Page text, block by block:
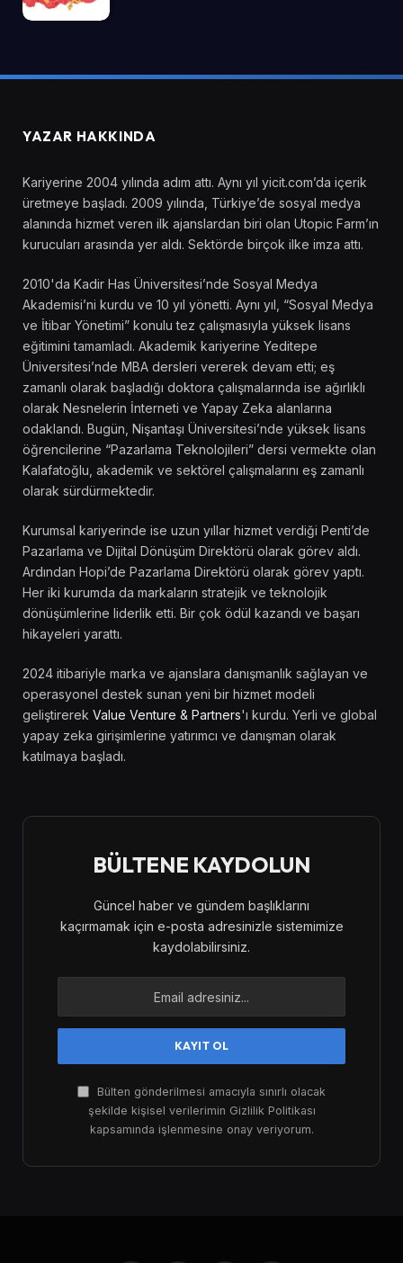
YAZAR HAKKINDA
Kariyerine 2004 yılında adım attı. Aynı yıl yicit.com’da içerik
üretmeye başladı. 2009 yılında, Türkiye’de sosyal medya
alanında hizmet veren ilk ajanslardan biri olan Utopic Farm’ın
kurucuları arasında yer aldı. Sektörde birçok ilke imza attı.
2010'da Kadir Has Üniversitesi’nde Sosyal Medya
Akademisi’ni kurdu ve 10 yıl yönetti. Aynı yıl, “Sosyal Medya
ve İtibar Yönetimi” konulu tez çalışmasıyla yüksek lisans
eğitimini tamamladı. Akademik kariyerine Yeditepe
Üniversitesi’nde MBA dersleri vererek devam etti; eş
zamanlı olarak başladığı doktora çalışmalarında ise ağırlıklı
olarak Nesnelerin İnterneti ve Yapay Zeka alanlarına
odaklandı. Bugün, Nişantaşı Üniversitesi’nde yüksek lisans
öğrencilerine “Pazarlama Teknolojileri” dersi vermekte olan
Kalafatoğlu, akademik ve sektörel çalışmalarını eş zamanlı
olarak sürdürmektedir.
Kurumsal kariyerinde ise uzun yıllar hizmet verdiği Penti’de
Pazarlama ve Dijital Dönüşüm Direktörü olarak görev aldı.
Ardından Hopi’de Pazarlama Direktörü olarak görev yaptı.
Her iki kurumda da markaların stratejik ve teknolojik
dönüşümlerine liderlik etti. Bir çok ödül kazandı ve başarı
hikayeleri yarattı.
2024 itibariyle marka ve ajanslara danışmanlık sağlayan ve
operasyonel destek sunan yeni bir hizmet modeli
geliştirerek Value Venture & Partners'ı kurdu. Yerli ve global
yapay zeka girişimlerine yatırımcı ve danışman olarak
katılmaya başladı.
BÜLTENE KAYDOLUN
Güncel haber ve gündem başlıklarını
kaçırmamak için e-posta adresinizle sistemimize
kaydolabilirsiniz.
Bülten gönderilmesi amacıyla sınırlı olacak
şekilde kişisel verilerimin Gizlilik Politikası
kapsamında işlenmesine onay veriyorum.